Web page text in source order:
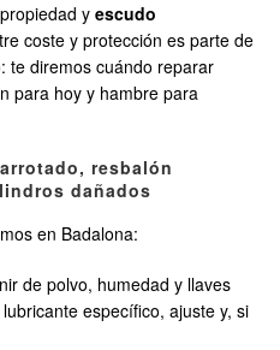
y escudo
coste y protección es parte de
te diremos cuándo reparar
para hoy y hambre para
resbalón
dañados
en Badalona:
de polvo, humedad y llaves
específico, ajuste y, si